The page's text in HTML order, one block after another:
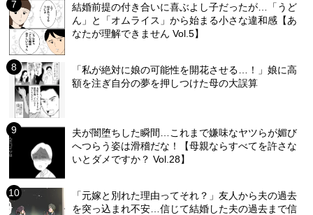
結婚前提の付き合いに喜ぶよし子だったが…「うど
ん」と「オムライス」から始まる小さな違和感【あ
なたが理解できません Vol.5】
「私が絶対に娘の可能性を開花させる…！」娘に高
額を注ぎ自分の夢を押しつけた母の大誤算
夫が闇堕ちした瞬間…これまで嫌味なヤツらが媚び
へつらう姿は滑稽だな！【母親ならすべてを許さな
いとダメですか？ Vol.28】
「元嫁と別れた理由ってそれ？」友人から夫の過去
を突っ込まれ不安…信じて結婚した夫の過去まで信